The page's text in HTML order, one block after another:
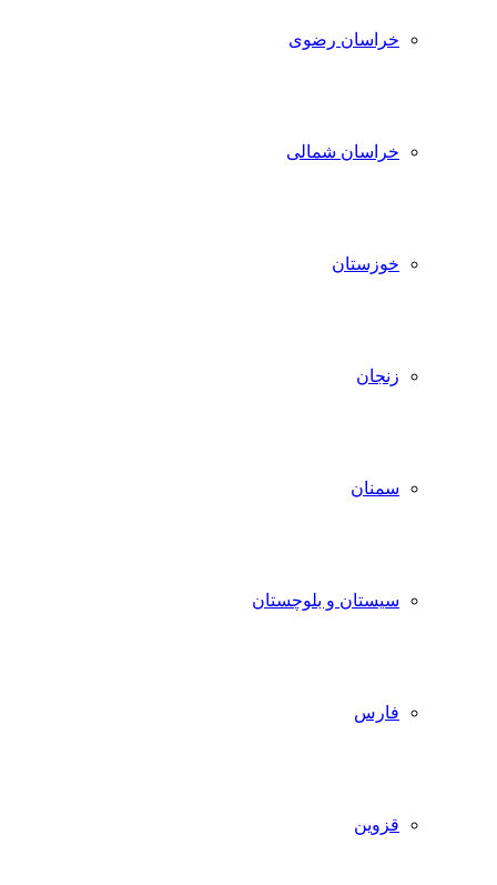
خراسان رضوی
خراسان شمالی
خوزستان
زنجان
سمنان
سیستان و بلوچستان
فارس
قزوین